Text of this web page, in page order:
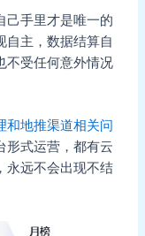
己手里才是唯一的
自主，数据结算自
不受任何意外情况
和地推渠道相关问
形式运营，都有云
永远不会出现不结